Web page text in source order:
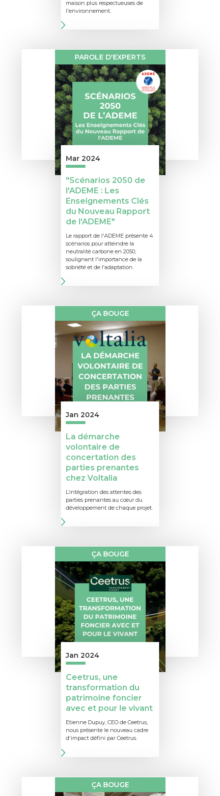
maison plus respectueuses de
l'environnement.
PAROLE D'EXPERTS
Mar 2024
"Scénarios 2050 de
l'ADEME : Les
Enseignements Clés
du Nouveau Rapport
de l'ADEME"
Le rapport de l'ADEME présente 4
scénarios pour atteindre la
neutralité carbone en 2050,
soulignant l'importance de la
sobriété et de l'adaptation.
ÇA BOUGE
Jan 2024
La démarche
volontaire de
concertation des
parties prenantes
chez Voltalia
L’intégration des attentes des
parties prenantes au cœur du
développement de chaque projet.
ÇA BOUGE
Jan 2024
Ceetrus, une
transformation du
patrimoine foncier
avec et pour le vivant
Etienne Dupuy, CEO de Ceetrus,
nous présente le nouveau cadre
d'impact défini par Ceetrus.
ÇA BOUGE